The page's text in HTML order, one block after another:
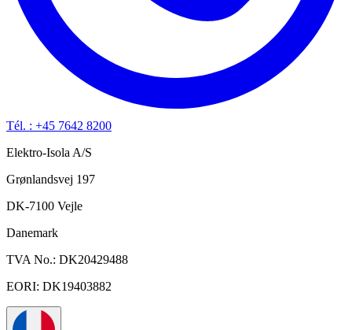
Tél. : +45 7642 8200
Elektro-Isola A/S
Grønlandsvej 197
DK-7100 Vejle
Danemark
TVA No.: DK20429488
EORI: DK19403882